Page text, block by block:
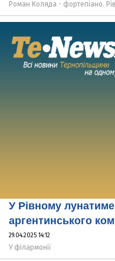
Роман Коляда - фортепіано.
У Рівному
аргентинського
29.04.2025 14:12
У філармонії